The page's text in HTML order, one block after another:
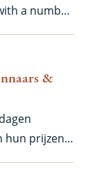
a number
&
hun prijzen